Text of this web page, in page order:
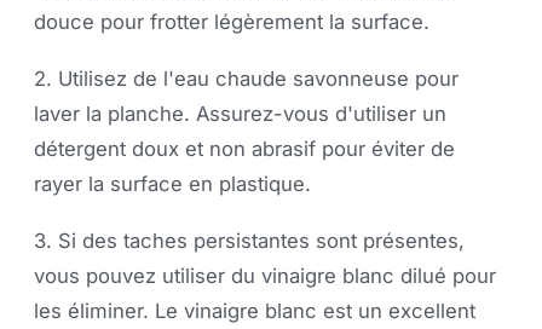
douce pour frotter légèrement la surface.
2. Utilisez de l'eau chaude savonneuse pour
laver la planche. Assurez-vous d'utiliser un
détergent doux et non abrasif pour éviter de
rayer la surface en plastique.
3. Si des taches persistantes sont présentes,
vous pouvez utiliser du vinaigre blanc dilué pour
les éliminer. Le vinaigre blanc est un excellent